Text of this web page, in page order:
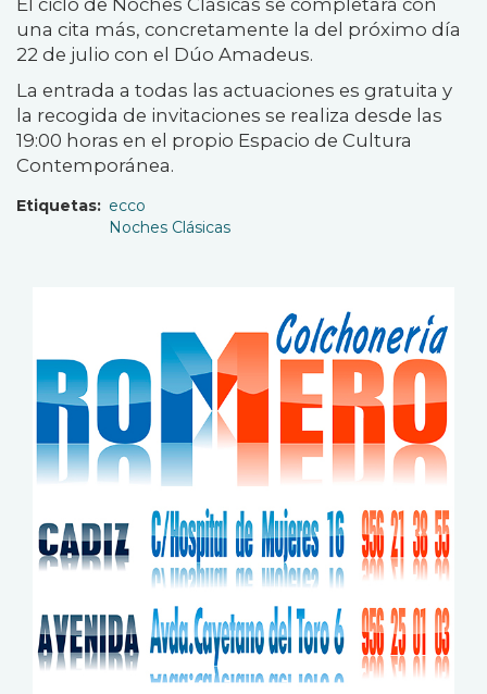
una cita más, concretamente la del próximo día
22 de julio con el Dúo Amadeus.
La entrada a todas las actuaciones es gratuita y
la recogida de invitaciones se realiza desde las
19:00 horas en el propio Espacio de Cultura
Contemporánea.
Etiquetas
ecco
Noches Clásicas